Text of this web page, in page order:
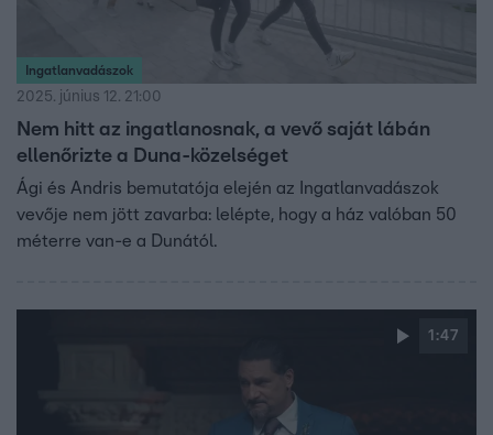
Ingatlanvadászok
2025. június 12. 21:00
Nem hitt az ingatlanosnak, a vevő saját lábán
ellenőrizte a Duna-közelséget
Ági és Andris bemutatója elején az Ingatlanvadászok
vevője nem jött zavarba: lelépte, hogy a ház valóban 50
méterre van-e a Dunától.
1:47